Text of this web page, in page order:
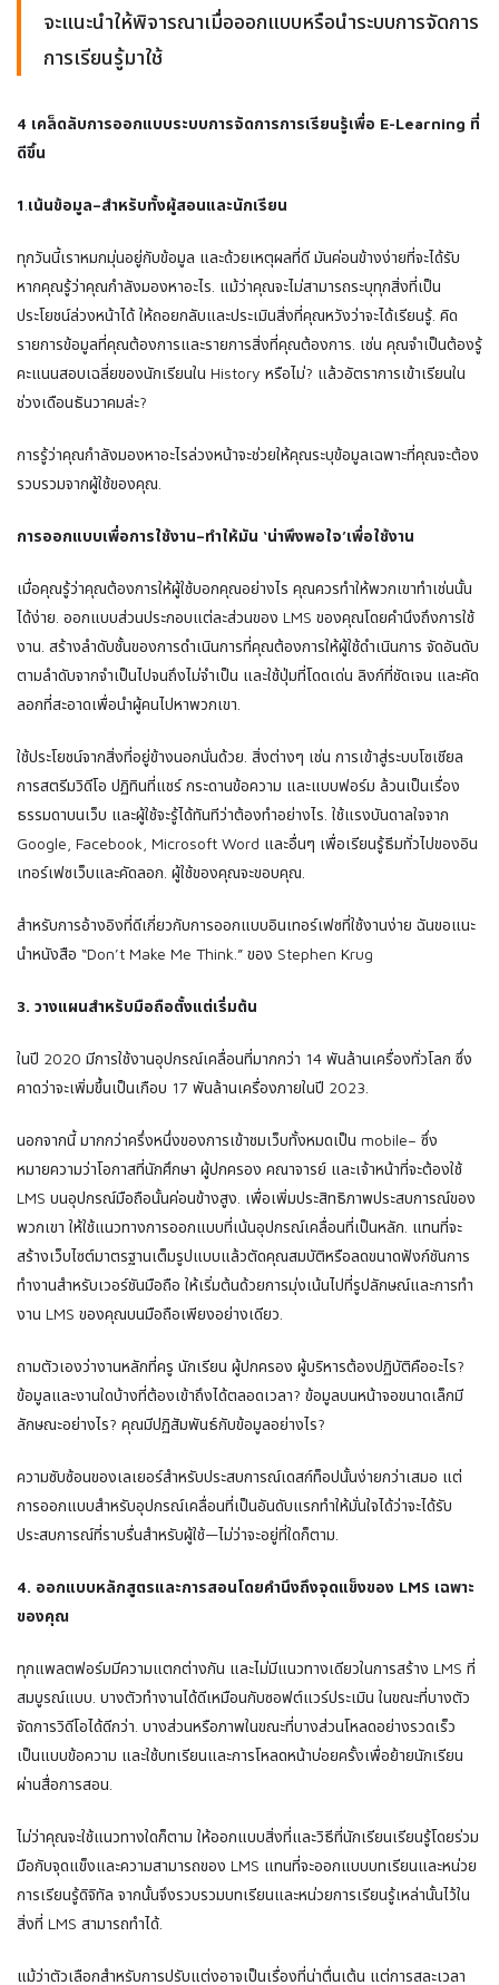
จะแนะนําให้พิจารณาเมื่อออกแบบหรือนําระบบการจัดการ
การเรียนรู้มาใช้
4 เคล็ดลับการออกแบบระบบการจัดการการเรียนรู้เพื่อ E-Learning ที่
ดีขึ้น
1 เน้นข้อมูล–สําหรับทั้งผู้สอนและนักเรียน
ทุกวันนี้เราหมกมุ่นอยู่กับข้อมูล และด้วยเหตุผลที่ดี มันค่อนข้างง่ายที่จะได้รับ
หากคุณรู้ว่าคุณกําลังมองหาอะไร. แม้ว่าคุณจะไม่สามารถระบุทุกสิ่งที่เป็น
ประโยชน์ล่วงหน้าได้ ให้ถอยกลับและประเมินสิ่งที่คุณหวังว่าจะได้เรียนรู้. คิด
รายการข้อมูลที่คุณต้องการและรายการสิ่งที่คุณต้องการ. เช่น คุณจําเป็นต้องรู้
คะแนนสอบเฉลี่ยของนักเรียนใน History หรือไม่? แล้วอัตราการเข้าเรียนใน
ช่วงเดือนธันวาคมล่ะ?
การรู้ว่าคุณกําลังมองหาอะไรล่วงหน้าจะช่วยให้คุณระบุข้อมูลเฉพาะที่คุณจะต้อง
รวบรวมจากผู้ใช้ของคุณ.
การออกแบบเพื่อการใช้งาน–ทําให้มัน ‘น่าพึงพอใจ’เพื่อใช้งาน
เมื่อคุณรู้ว่าคุณต้องการให้ผู้ใช้บอกคุณอย่างไร คุณควรทําให้พวกเขาทําเช่นนั้น
ได้ง่าย. ออกแบบส่วนประกอบแต่ละส่วนของ LMS ของคุณโดยคํานึงถึงการใช้
งาน. สร้างลําดับชั้นของการดําเนินการที่คุณต้องการให้ผู้ใช้ดําเนินการ จัดอันดับ
ตามลําดับจากจําเป็นไปจนถึงไม่จําเป็น และใช้ปุ่มที่โดดเด่น ลิงก์ที่ชัดเจน และคัด
ลอกที่สะอาดเพื่อนําผู้คนไปหาพวกเขา.
ใช้ประโยชน์จากสิ่งที่อยู่ข้างนอกนั่นด้วย. สิ่งต่างๆ เช่น การเข้าสู่ระบบโซเชียล
การสตรีมวิดีโอ ปฏิทินที่แชร์ กระดานข้อความ และแบบฟอร์ม ล้วนเป็นเรื่อง
ธรรมดาบนเว็บ และผู้ใช้จะรู้ได้ทันทีว่าต้องทําอย่างไร. ใช้แรงบันดาลใจจาก
Google, Facebook, Microsoft Word และอื่นๆ เพื่อเรียนรู้ธีมทั่วไปของอิน
เทอร์เฟซเว็บและคัดลอก. ผู้ใช้ของคุณจะขอบคุณ.
สําหรับการอ้างอิงที่ดีเกี่ยวกับการออกแบบอินเทอร์เฟซที่ใช้งานง่าย ฉันขอแนะ
นําหนังสือ “Don’t Make Me Think.” ของ Stephen Krug
3. วางแผนสําหรับมือถือตั้งแต่เริ่มต้น
ในปี 2020 มีการใช้งานอุปกรณ์เคลื่อนที่มากกว่า 14 พันล้านเครื่องทั่วโลก ซึ่ง
คาดว่าจะเพิ่มขึ้นเป็นเกือบ 17 พันล้านเครื่องภายในปี 2023.
นอกจากนี้ มากกว่าครึ่งหนึ่งของการเข้าชมเว็บทั้งหมดเป็น mobile– ซึ่ง
หมายความว่าโอกาสที่นักศึกษา ผู้ปกครอง คณาจารย์ และเจ้าหน้าที่จะต้องใช้
LMS บนอุปกรณ์มือถือนั้นค่อนข้างสูง. เพื่อเพิ่มประสิทธิภาพประสบการณ์ของ
พวกเขา ให้ใช้แนวทางการออกแบบที่เน้นอุปกรณ์เคลื่อนที่เป็นหลัก. แทนที่จะ
สร้างเว็บไซต์มาตรฐานเต็มรูปแบบแล้วตัดคุณสมบัติหรือลดขนาดฟังก์ชันการ
ทํางานสําหรับเวอร์ชันมือถือ ให้เริ่มต้นด้วยการมุ่งเน้นไปที่รูปลักษณ์และการทํา
งาน LMS ของคุณบนมือถือเพียงอย่างเดียว.
ถามตัวเองว่างานหลักที่ครู นักเรียน ผู้ปกครอง ผู้บริหารต้องปฏิบัติคืออะไร?
ข้อมูลและงานใดบ้างที่ต้องเข้าถึงได้ตลอดเวลา? ข้อมูลบนหน้าจอขนาดเล็กมี
ลักษณะอย่างไร? คุณมีปฏิสัมพันธ์กับข้อมูลอย่างไร?
ความซับซ้อนของเลเยอร์สําหรับประสบการณ์เดสก์ท็อปนั้นง่ายกว่าเสมอ แต่
การออกแบบสําหรับอุปกรณ์เคลื่อนที่เป็นอันดับแรกทําให้มั่นใจได้ว่าจะได้รับ
ประสบการณ์ที่ราบรื่นสําหรับผู้ใช้—ไม่ว่าจะอยู่ที่ใดก็ตาม.
4. ออกแบบหลักสูตรและการสอนโดยคํานึงถึงจุดแข็งของ LMS เฉพาะ
ของคุณ
ทุกแพลตฟอร์มมีความแตกต่างกัน และไม่มีแนวทางเดียวในการสร้าง LMS ที่
สมบูรณ์แบบ. บางตัวทํางานได้ดีเหมือนกับซอฟต์แวร์ประเมิน ในขณะที่บางตัว
จัดการวิดีโอได้ดีกว่า. บางส่วนหรือภาพในขณะที่บางส่วนโหลดอย่างรวดเร็ว
เป็นแบบข้อความ และใช้บทเรียนและการโหลดหน้าบ่อยครั้งเพื่อย้ายนักเรียน
ผ่านสื่อการสอน.
ไม่ว่าคุณจะใช้แนวทางใดก็ตาม ให้ออกแบบสิ่งที่และวิธีที่นักเรียนเรียนรู้โดยร่วม
มือกับจุดแข็งและความสามารถของ LMS แทนที่จะออกแบบบทเรียนและหน่วย
การเรียนรู้ดิจิทัล จากนั้นจึงรวบรวมบทเรียนและหน่วยการเรียนรู้เหล่านั้นไว้ใน
สิ่งที่ LMS สามารถทําได้.
แม้ว่าตัวเลือกสําหรับการปรับแต่งอาจเป็นเรื่องที่น่าตื่นเต้น แต่การสละเวลา